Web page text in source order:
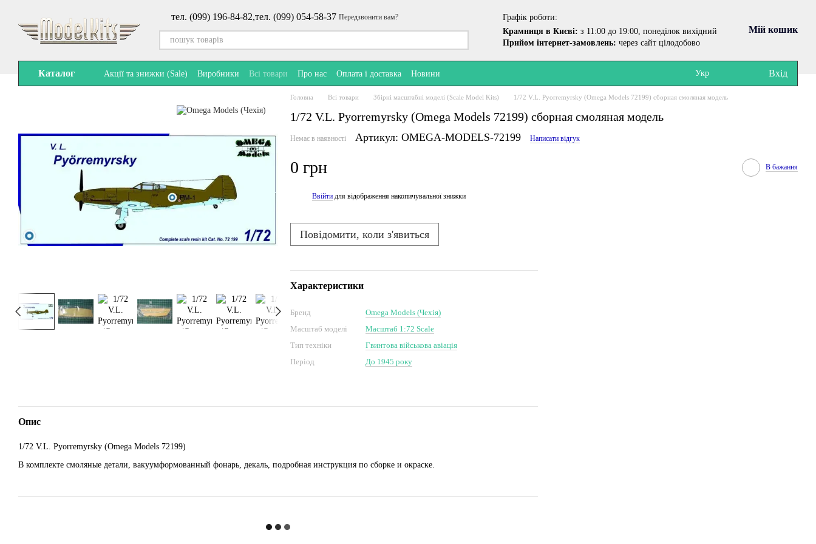
тел. (099) 196-84-82,тел. (099) 054-58-37 Передзвонити вам?
Графік роботи:
Крамниця в Києві: з 11:00 до 19:00, понеділок вихідний
Прийом інтернет-замовлень: через сайт цілодобово
Мій кошик
Каталог Акції та знижки (Sale) Виробники Всі товари Про нас Оплата і доставка Новини Укр Вхід
Головна Всі товари Збірні масштабні моделі (Scale Model Kits) 1/72 V.L. Pyorremyrsky (Omega Models 72199) сборная смоляная модель
1/72 V.L. Pyorremyrsky (Omega Models 72199) сборная смоляная модель
Немає в наявності Артикул: OMEGA-MODELS-72199 Написати відгук
0 грн В бажання
Ввійти для відображення накопичувальної знижки
Повідомити, коли з'явиться
Характеристики
Бренд
Omega Models (Чехія)
Масштаб моделі
Масштаб 1:72 Scale
Тип техніки
Гвинтова військова авіація
Період
До 1945 року
Опис
1/72 V.L. Pyorremyrsky (Omega Models 72199)
В комплекте смоляные детали, вакуумформованный фонарь, декаль, подробная инструкция по сборке и окраске.